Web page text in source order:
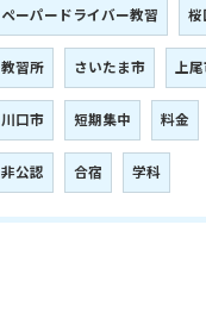
ペーパードライバー教習 桜
教習所 さいたま市 上
川口市 短期集中 料金
非公認 合宿 学科